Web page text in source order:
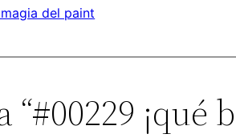
del paint
“#00229 ¡qué